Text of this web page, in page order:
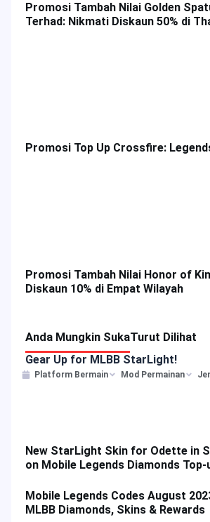
Promosi Tambah Nilai Golden
Terhad: Nikmati Diskaun 50% di
Promosi Top Up Crossfire:
Promosi Tambah Nilai Honor of
Diskaun 10% di Empat Wilayah
Anda Mungkin SukaTurut Dilihat
Gear Up for MLBB StarLight!
Platform Bermain Mod Permainan
New StarLight Skin for Odette in
on Mobile Legends Diamonds Top-
Mobile Legends Codes August
MLBB Diamonds, Skins & Rewards